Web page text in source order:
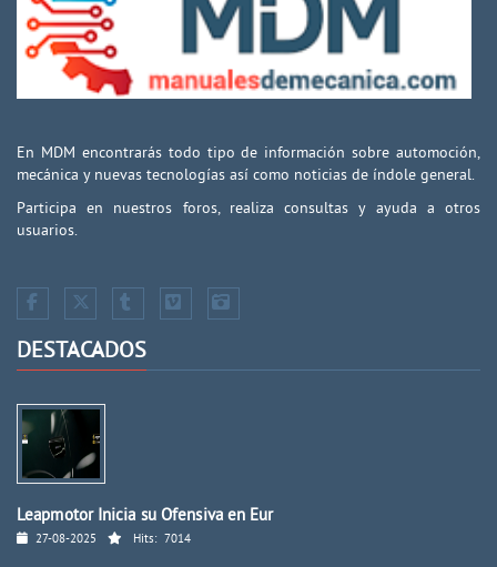
En MDM encontrarás todo tipo de información sobre automoción,
mecánica y nuevas tecnologías así como noticias de índole general.
Participa en nuestros foros, realiza consultas y ayuda a otros
usuarios.
DESTACADOS
Leapmotor Inicia su Ofensiva en Eur
27-08-2025 Hits: 7014